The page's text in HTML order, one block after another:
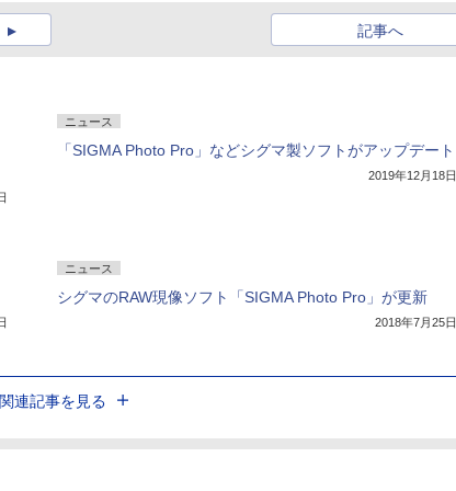
記事へ
ニュース
「SIGMA Photo Pro」などシグマ製ソフトがアップデート
2019年12月18日
ニュース
シグマのRAW現像ソフト「SIGMA Photo Pro」が更新
2018年7月25日
連記事を見る